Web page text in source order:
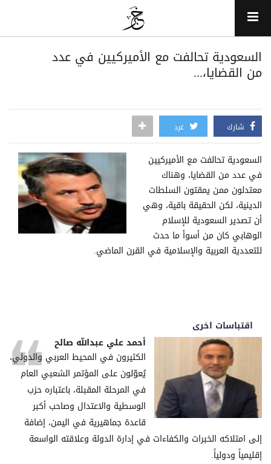
السعودية تحالفت مع الأميركيين في عدد
من القضايا،...
شارك غرد
السعودية تحالفت مع الأميركيين
في عدد من القضايا، وهناك
معتدلون ممن يمقتون السلطات
الدينية، لكن الحقيقة باقية، وهي
أن تصدير السعودية للإسلام
الوهابي كان من أسوأ ما حدث
للتعددية العربية والإسلامية في القرن الماضي.
اقتباسات اخرى
أحمد علي عبدالله صالح
الكثيرون في المحيط العربي والدولي،
يُعوّلون على المؤتمر الشعبي العام
في المرحلة المقبلة، باعتباره حزب
الوسطية والاعتدال وصاحب أكبر
قاعدة جماهيرية في اليمن، إضافة
إلى امتلاكه الخبرات والكفاءات في إدارة الدولة وعلاقته الواسعة
إقليمياً ودولياً.